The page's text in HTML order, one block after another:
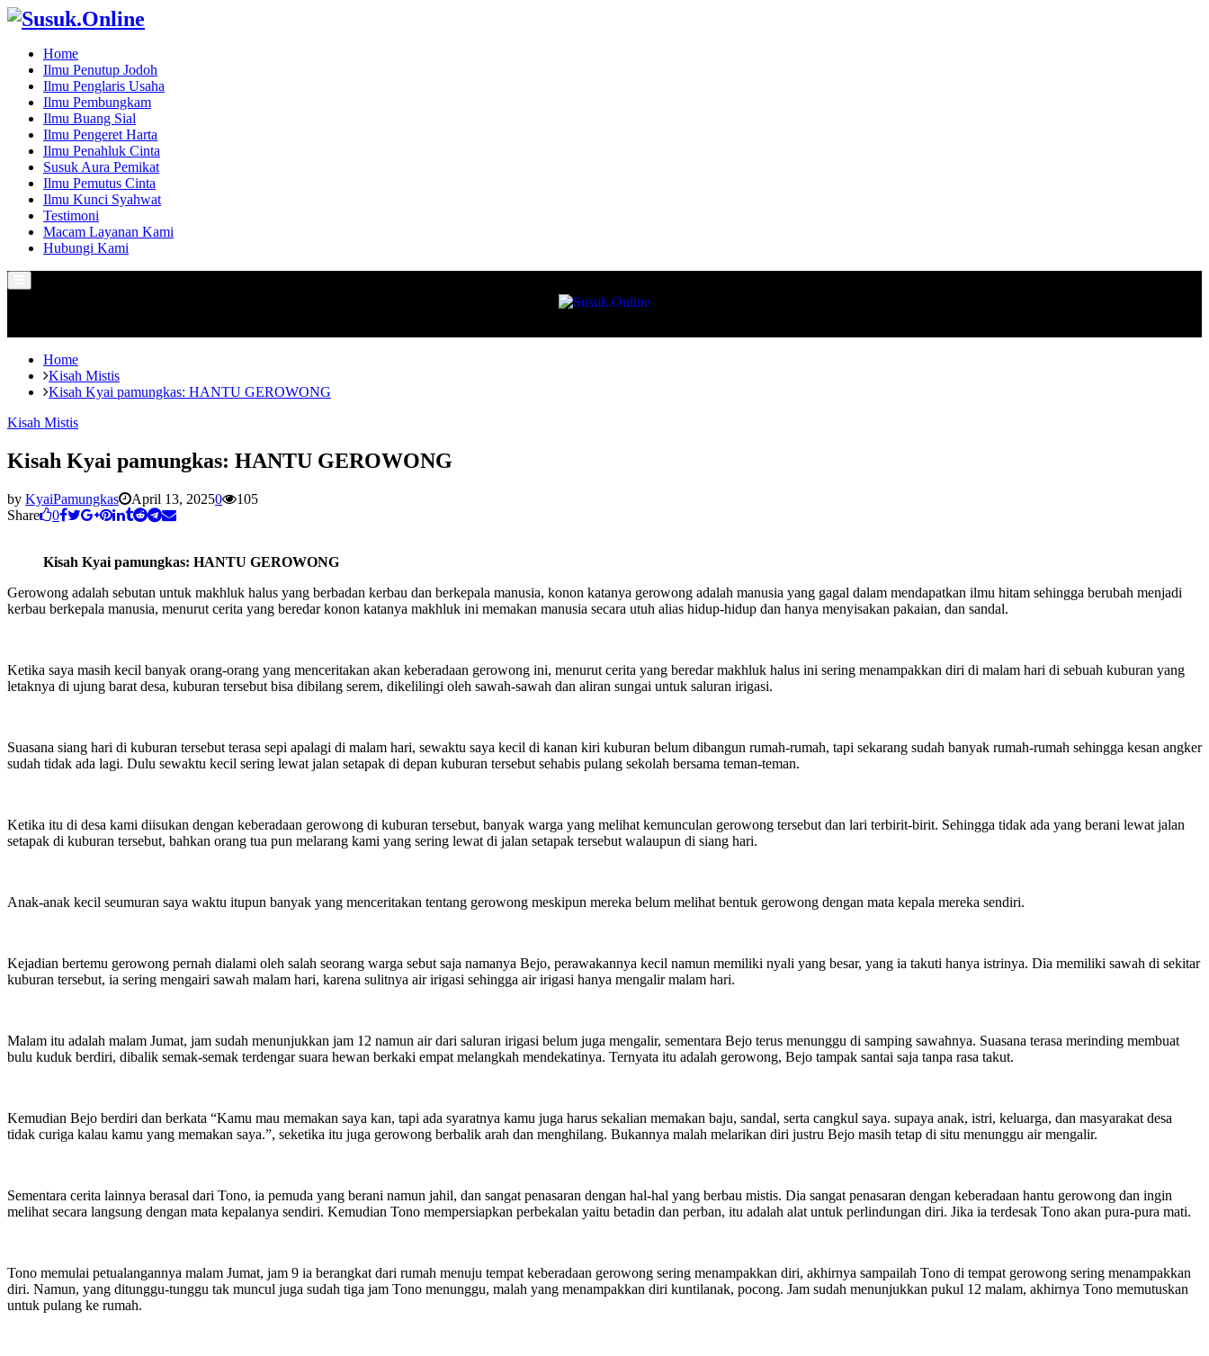
Home
Ilmu Penutup Jodoh
Ilmu Penglaris Usaha
Ilmu Pembungkam
Ilmu Buang Sial
Ilmu Pengeret Harta
Ilmu Penahluk Cinta
Susuk Aura Pemikat
Ilmu Pemutus Cinta
Ilmu Kunci Syahwat
Testimoni
Macam Layanan Kami
Hubungi Kami
Menu
Home
Kisah Mistis
Kisah Kyai pamungkas: HANTU GEROWONG
Kisah Mistis
Kisah Kyai pamungkas: HANTU GEROWONG
by KyaiPamungkas April 13, 20250
105
Share
0
Kisah Kyai pamungkas: HANTU GEROWONG
Gerowong adalah sebutan untuk makhluk halus yang berbadan kerbau dan berkepala manusia, konon katanya gerowong adalah manusia yang gagal dalam mendapatkan ilmu hitam sehingga berubah menjadi
kerbau berkepala manusia, menurut cerita yang beredar konon katanya makhluk ini memakan manusia secara utuh alias hidup-hidup dan hanya menyisakan pakaian, dan sandal.
Ketika saya masih kecil banyak orang-orang yang menceritakan akan keberadaan gerowong ini, menurut cerita yang beredar makhluk halus ini sering menampakkan diri di malam hari di sebuah kuburan yang
letaknya di ujung barat desa, kuburan tersebut bisa dibilang serem, dikelilingi oleh sawah-sawah dan aliran sungai untuk saluran irigasi.
Suasana siang hari di kuburan tersebut terasa sepi apalagi di malam hari, sewaktu saya kecil di kanan kiri kuburan belum dibangun rumah-rumah, tapi sekarang sudah banyak rumah-rumah sehingga kesan angker
sudah tidak ada lagi. Dulu sewaktu kecil sering lewat jalan setapak di depan kuburan tersebut sehabis pulang sekolah bersama teman-teman.
Ketika itu di desa kami diisukan dengan keberadaan gerowong di kuburan tersebut, banyak warga yang melihat kemunculan gerowong tersebut dan lari terbirit-birit. Sehingga tidak ada yang berani lewat jalan
setapak di kuburan tersebut, bahkan orang tua pun melarang kami yang sering lewat di jalan setapak tersebut walaupun di siang hari.
Anak-anak kecil seumuran saya waktu itupun banyak yang menceritakan tentang gerowong meskipun mereka belum melihat bentuk gerowong dengan mata kepala mereka sendiri.
Kejadian bertemu gerowong pernah dialami oleh salah seorang warga sebut saja namanya Bejo, perawakannya kecil namun memiliki nyali yang besar, yang ia takuti hanya istrinya. Dia memiliki sawah di sekitar
kuburan tersebut, ia sering mengairi sawah malam hari, karena sulitnya air irigasi sehingga air irigasi hanya mengalir malam hari.
Malam itu adalah malam Jumat, jam sudah menunjukkan jam 12 namun air dari saluran irigasi belum juga mengalir, sementara Bejo terus menunggu di samping sawahnya. Suasana terasa merinding membuat
bulu kuduk berdiri, dibalik semak-semak terdengar suara hewan berkaki empat melangkah mendekatinya. Ternyata itu adalah gerowong, Bejo tampak santai saja tanpa rasa takut.
Kemudian Bejo berdiri dan berkata “Kamu mau memakan saya kan, tapi ada syaratnya kamu juga harus sekalian memakan baju, sandal, serta cangkul saya. supaya anak, istri, keluarga, dan masyarakat desa
tidak curiga kalau kamu yang memakan saya.”, seketika itu juga gerowong berbalik arah dan menghilang. Bukannya malah melarikan diri justru Bejo masih tetap di situ menunggu air mengalir.
Sementara cerita lainnya berasal dari Tono, ia pemuda yang berani namun jahil, dan sangat penasaran dengan hal-hal yang berbau mistis. Dia sangat penasaran dengan keberadaan hantu gerowong dan ingin
melihat secara langsung dengan mata kepalanya sendiri. Kemudian Tono mempersiapkan perbekalan yaitu betadin dan perban, itu adalah alat untuk perlindungan diri. Jika ia terdesak Tono akan pura-pura mati.
Tono memulai petualangannya malam Jumat, jam 9 ia berangkat dari rumah menuju tempat keberadaan gerowong sering menampakkan diri, akhirnya sampailah Tono di tempat gerowong sering menampakkan
diri. Namun, yang ditunggu-tunggu tak muncul juga sudah tiga jam Tono menunggu, malah yang menampakkan diri kuntilanak, pocong. Jam sudah menunjukkan pukul 12 malam, akhirnya Tono memutuskan
untuk pulang ke rumah.